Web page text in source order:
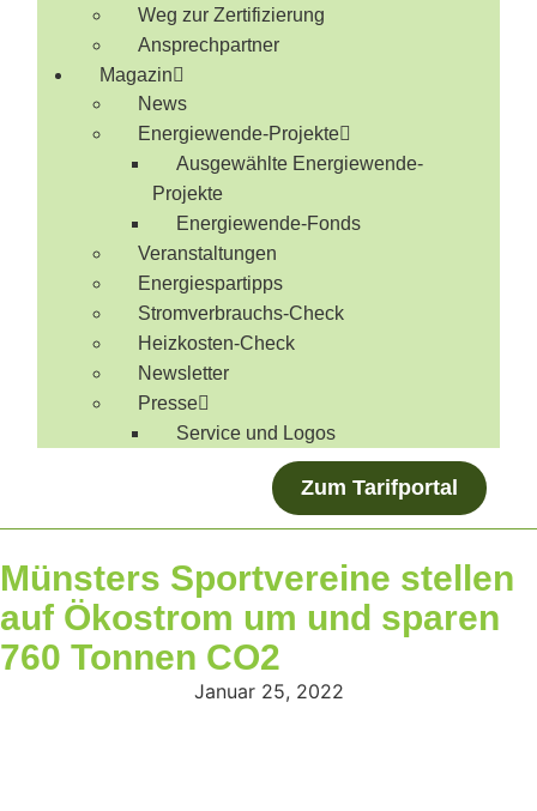
Weg zur Zertifizierung
Ansprechpartner
Magazin
News
Energiewende-Projekte
Ausgewählte Energiewende-
Projekte
Energiewende-Fonds
Veranstaltungen
Energiespartipps
Stromverbrauchs-Check
Heizkosten-Check
Newsletter
Presse
Service und Logos
Zum Tarifportal
Münsters Sportvereine stellen
auf Ökostrom um und sparen
760 Tonnen CO2
Januar 25, 2022